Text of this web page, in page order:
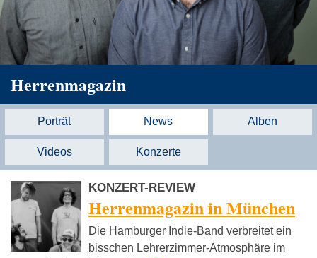
Herrenmagazin
Porträt News Alben
Videos Konzerte
KONZERT-REVIEW
Herrenmagazin in München
Die Hamburger Indie-Band verbreitet ein
bisschen Lehrerzimmer-Atmosphäre im